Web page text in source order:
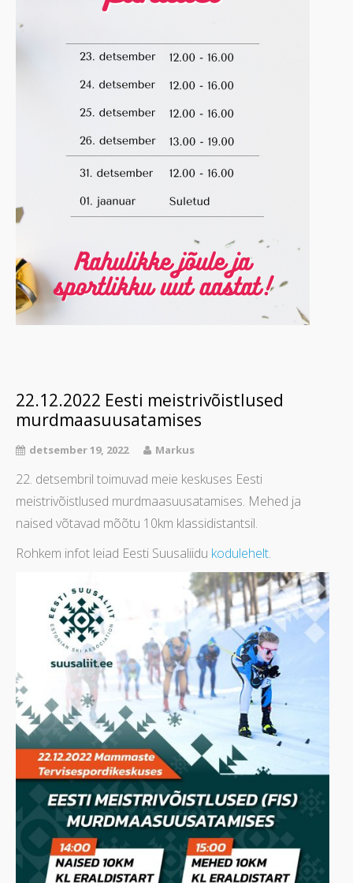
22.12.2022 Eesti meistrivõistlused
murdmaasuusatamises
detsember 19, 2022 Markus
22. detsembril toimuvad meie keskuses Eesti
meistrivõistlused murdmaasuusatamises. Mehed ja
naised võtavad mõõtu 10km klassidistantsil.
Rohkem infot leiad Eesti Suusaliidu kodulehelt.